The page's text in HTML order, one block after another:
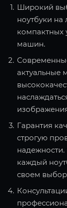
Широкий
ноутбуки
компактных
машин.
актуальные
Гарантия
строгую
каждый
своем